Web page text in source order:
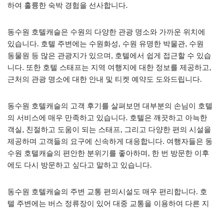
하여 훌륭한 숙박 경험을 선사합니다.
동수원 호텔캐슬은 수원의 다양한 관광 명소와 가까운 위치에
있습니다. 호텔 주변에는 수원화성, 수원 유명한 박물관, 수원
동물원 등 많은 관광지가 있으며, 호텔에서 쉽게 접근할 수 있습
니다. 또한 호텔 스태프는 지역 여행지에 대한 정보를 제공하고,
근처의 관광 명소에 대한 안내 및 티켓 예약도 도와드립니다.
동수원 호텔캐슬의 고객 후기를 살펴보면 대부분의 손님이 호텔
의 서비스에 매우 만족하고 있습니다. 호텔은 깨끗하고 아늑한
객실, 친절하고 도움이 되는 스태프, 그리고 다양한 편의 시설을
제공하며 고객들의 요구에 신속하게 대응합니다. 여행자들은 동
수원 호텔캐슬의 편안한 분위기를 좋아하며, 한 번 방문한 이후
에도 다시 방문하고 싶다고 말하고 있습니다.
동수원 호텔캐슬의 주변 교통 편의시설도 매우 편리합니다. 호
텔 주변에는 버스 정류장이 있어 대중 교통을 이용하여 다른 지